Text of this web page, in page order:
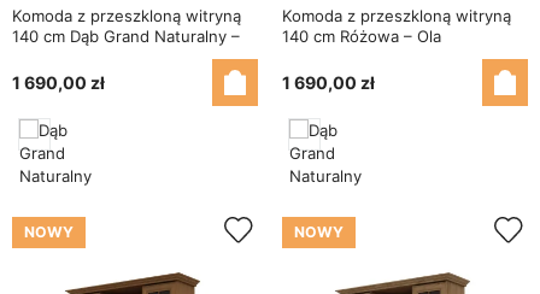
Komoda z przeszkloną witryną
140 cm Dąb Grand Naturalny –
1 690,00 zł
Komoda z przeszkloną witryną
140 cm Różowa – Ola
1 690,00 zł
NOWY NOWY